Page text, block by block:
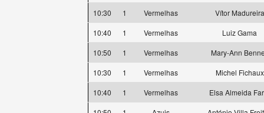
10:30
1 Vermelhas
Vítor Madureira
10:40
1 Vermelhas
Luiz Gama
10:50
1 Vermelhas
Mary-Ann
10:30
1 Vermelhas
Michel Fichaux
10:40
1 Vermelhas
Elsa Almeida